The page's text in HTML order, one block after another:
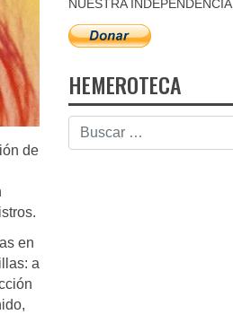
de
en
a
NUESTRA INDEPENDENCIA
HEMEROTECA